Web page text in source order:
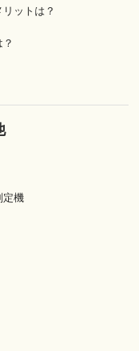
ットは？
定機